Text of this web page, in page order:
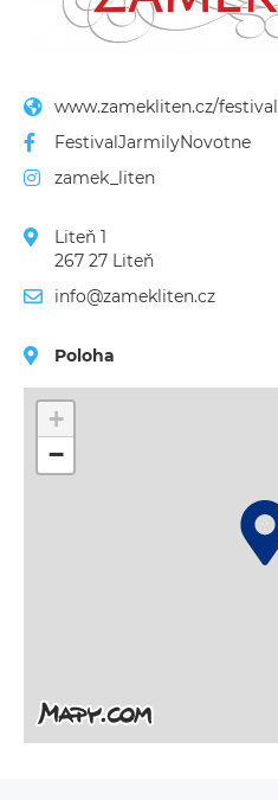
www.zamekliten.cz/festival
FestivalJarmilyNovotne
zamek_liten
Liteň 1
267 27 Liteň
info@zamekliten.cz
Poloha
+
−